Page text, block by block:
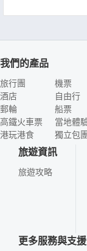
我們的產品
旅行團
酒店
郵輪
高鐵火車票
港玩港食
機票
自由行
船票
當地體
獨立包
旅遊資訊
旅遊攻略
更多服務與支援